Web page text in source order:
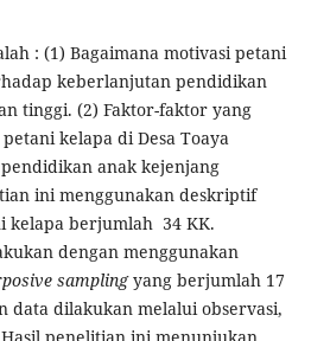
: (1) Bagaimana motivasi petani
keberlanjutan pendidikan
tinggi. (2) Faktor-faktor yang
kelapa di Desa Toaya
anak kejenjang
ini menggunakan deskriptif
kelapa berjumlah 34 KK.
dengan menggunakan
samplingyang berjumlah 17
data dilakukan melalui observasi,